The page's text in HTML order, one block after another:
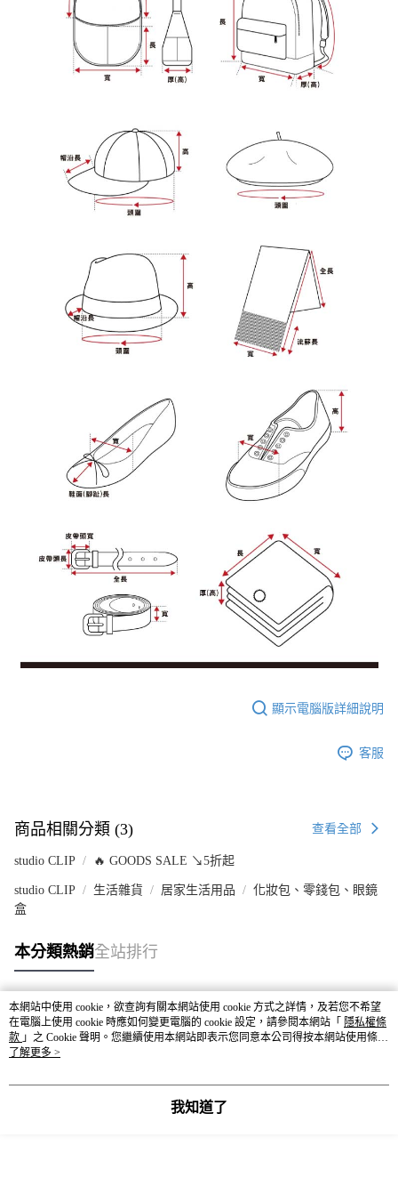
顯示電腦版詳細說明
客服
商品相關分類 (3) 查看全部
studio CLIP 🔥 GOODS SALE ↘5折起
studio CLIP 生活雜貨 居家生活用品
化妝包、零錢包、眼鏡
盒
本分類熱銷全站排行
熱門標籤
本網站中使用 cookie，欲查詢有關本網站使用 cookie 方式之詳情，及若您不希望
在電腦上使用 cookie 時應如何變更電腦的 cookie 設定，請參閱本網站「 隱私權條
款 」之 Cookie 聲明。您繼續使用本網站即表示您同意本公司得按本網站使用條款
之 Cookie 聲明使用 cookie。
了解更多 >
我知道了